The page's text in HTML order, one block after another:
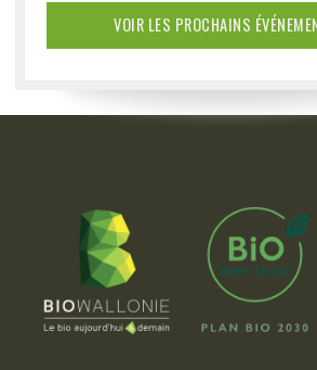
VOIR LES PROCHAINS